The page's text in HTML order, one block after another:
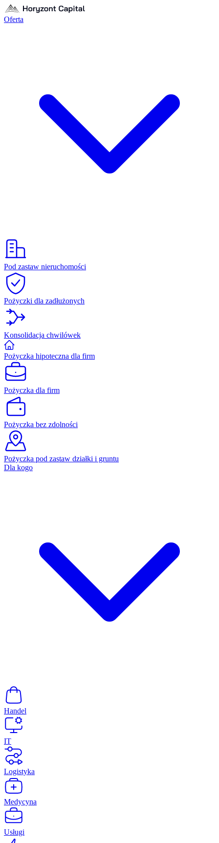
Oferta
Pod zastaw nieruchomości
Pożyczki dla zadłużonych
Konsolidacja chwilówek
Pożyczka hipoteczna dla firm
Pożyczka dla firm
Pożyczka bez zdolności
Pożyczka pod zastaw działki i gruntu
Dla kogo
Handel
IT
Logistyka
Medycyna
Usługi